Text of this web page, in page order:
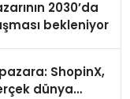
2030’da
bekleniyor
ShopinX,
dünya